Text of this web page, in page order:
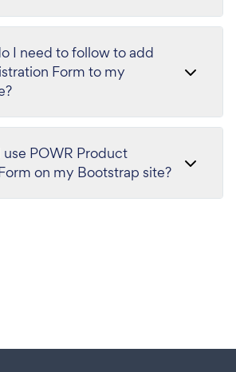
I need to follow to add
Form to my
POWR Product
Registration Form on my Bootstrap site?